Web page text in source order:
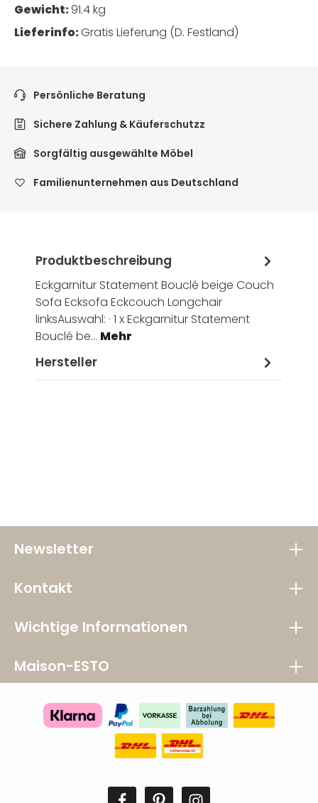
Gewicht:91.4 kg
Lieferinfo:Gratis Lieferung (D. Festland)
Persönliche Beratung
Sichere Zahlung & Käuferschutzz
Sorgfältig ausgewählte Möbel
Familienunternehmen aus Deutschland
Produktbeschreibung
Eckgarnitur Statement Bouclé beige Couch
Sofa Ecksofa Eckcouch Longchair
linksAuswahl: · 1 x Eckgarnitur Statement
Bouclé be… Mehr
Hersteller
Newsletter
Kontakt
Wichtige Informationen
Maison-ESTO